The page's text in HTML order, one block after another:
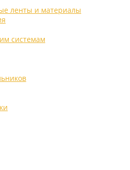
ленты и материалы
системам